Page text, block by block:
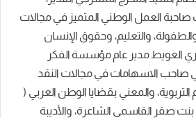
العمل الوطني المتميز في مجالات
والتعليم، وحقوق الإنسان
العويط مدير عام مؤسسة الفكر
صاحب الاسهامات في مجالات النقد
التربوية، والمعني بقضايا الوطن العربي (
صقر القاسمي الشاعرة، والأديبة